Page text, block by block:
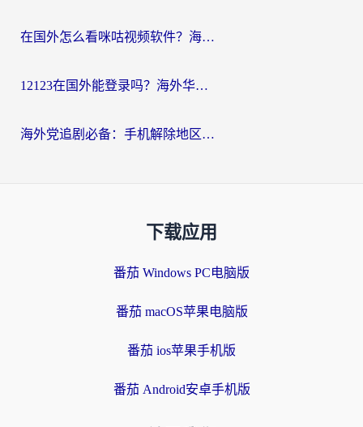
在国外怎么看咪咕视频软件？海外党亲测有效的回国加速方案
12123在国外能登录吗？海外华人必看的回国加速实用指南
海外党追剧必备：手机解除地区限制app怎么选？解决央视视频&国内剧地区限制全指南
下载应用
番茄 Windows PC电脑版
番茄 macOS苹果电脑版
番茄 ios苹果手机版
番茄 Android安卓手机版